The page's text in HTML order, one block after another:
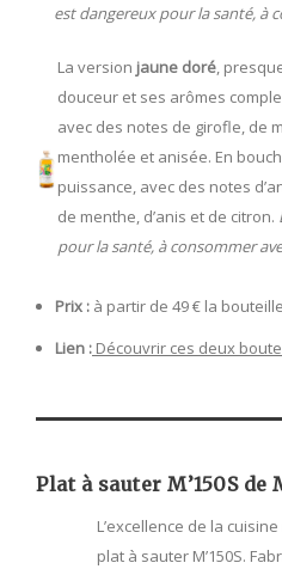
est dangereux pour la santé, à
La version jaune doré,
douceur et ses arômes
avec des notes de girofle, de
mentholée et anisée. En
puissance, avec des notes
de menthe, d’anis et de citron.
pour la santé, à consommer
Prix : à partir de 49 € la
Lien : Découvrir ces deux
Plat à sauter M’150S de
L’excellence de la
plat à sauter M’150S.